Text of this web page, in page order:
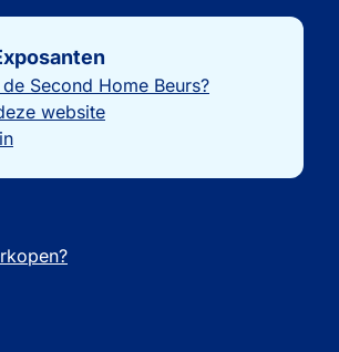
Second Home Beurs?
website